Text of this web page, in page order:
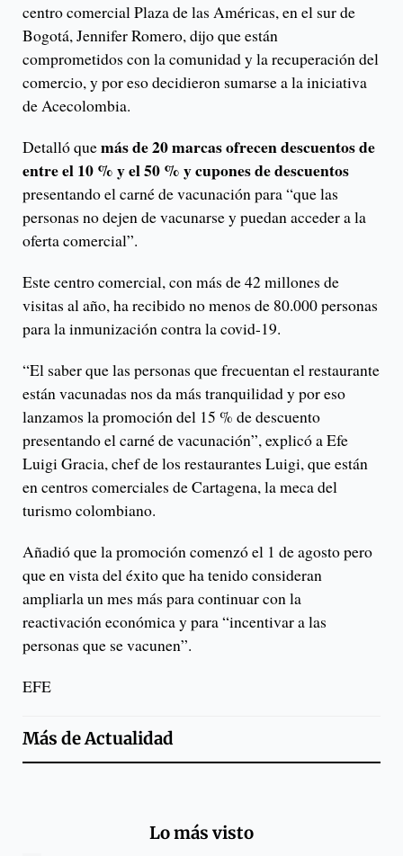
centro comercial Plaza de las Américas, en el sur de
Bogotá, Jennifer Romero, dijo que están
comprometidos con la comunidad y la recuperación del
comercio, y por eso decidieron sumarse a la iniciativa
de Acecolombia.
Detalló quemás de 20 marcas ofrecen descuentos de
entre el 10 % y el 50 % y cupones de descuentos
presentando el carné de vacunación para “que las
personas no dejen de vacunarse y puedan acceder a la
oferta comercial”.
Este centro comercial, con más de 42 millones de
visitas al año, ha recibido no menos de 80.000 personas
para la inmunización contra la covid-19.
“El saber que las personas que frecuentan el restaurante
están vacunadas nos da más tranquilidad y por eso
lanzamos la promoción del 15 % de descuento
presentando el carné de vacunación”, explicó a Efe
Luigi Gracia, chef de los restaurantes Luigi, que están
en centros comerciales de Cartagena, la meca del
turismo colombiano.
Añadió que la promoción comenzó el 1 de agosto pero
que en vista del éxito que ha tenido consideran
ampliarla un mes más para continuar con la
reactivación económica y para “incentivar a las
personas que se vacunen”.
EFE
Más deActualidad
Lo más visto